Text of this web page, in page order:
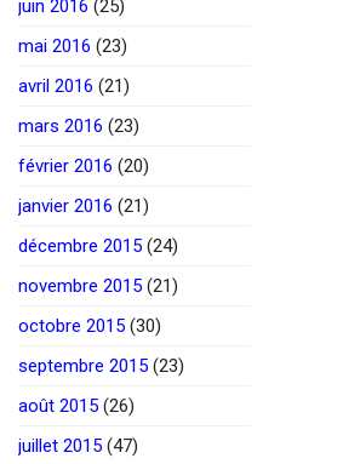
juin 2016 (25)
mai 2016 (23)
avril 2016 (21)
mars 2016 (23)
février 2016 (20)
janvier 2016 (21)
décembre 2015 (24)
novembre 2015 (21)
octobre 2015 (30)
septembre 2015 (23)
août 2015 (26)
juillet 2015 (47)